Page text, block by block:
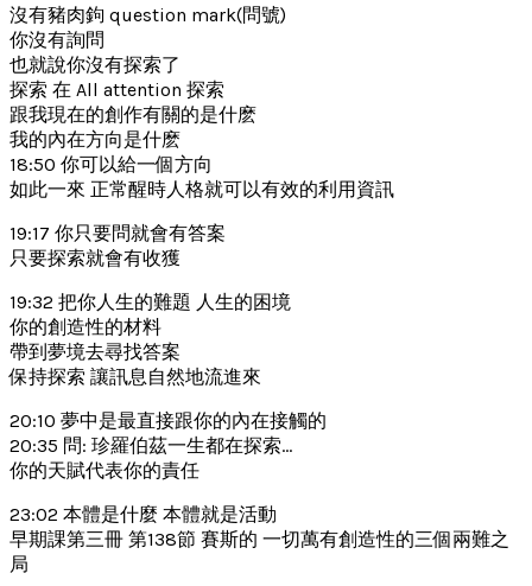
沒有豬肉鉤 question mark(問號)
你沒有詢問
也就說你沒有探索了
探索 在 All attention 探索
跟我現在的創作有關的是什麽
我的內在方向是什麽
18:50 你可以給一個方向
如此一來 正常醒時人格就可以有效的利用資訊
19:17 你只要問就會有答案
只要探索就會有收獲
19:32 把你人生的難題 人生的困境
你的創造性的材料
帶到夢境去尋找答案
保持探索 讓訊息自然地流進來
20:10 夢中是最直接跟你的內在接觸的
20:35 問: 珍羅伯茲一生都在探索…
你的天賦代表你的責任
23:02 本體是什麼 本體就是活動
早期課第三冊 第138節 賽斯的 一切萬有創造性的三個兩難之
局